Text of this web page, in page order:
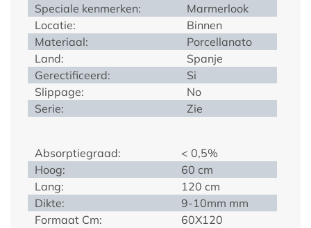
Speciale kenmerken:
Marmerlook
Locatie:
Binnen
Materiaal:
Porcellanato
Land:
Spanje
Gerectificeerd:
Si
Slippage:
No
Serie:
Zie
Absorptiegraad:
< 0,5%
Hoog:
60 cm
Lang:
120 cm
Dikte:
9-10mm mm
Formaat Cm:
60X120